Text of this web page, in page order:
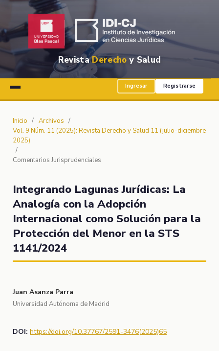
RevistaDerecho y Salud
Ingresar Registrarse
Inicio / Archivos /
Vol. 9 Núm. 11 (2025): Revista Derecho y Salud 11 (julio-diciembre
2025)
/
Comentarios Jurisprudenciales
Integrando Lagunas Jurídicas: La
Analogía con la Adopción
Internacional como Solución para la
Protección del Menor en la STS
1141/2024
Juan Asanza Parra
Universidad Autónoma de Madrid
DOI: https://doi.org/10.37767/2591-3476(2025)65